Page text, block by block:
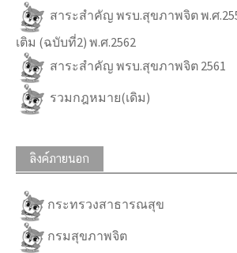
สาระสำคัญ พรบ.สุขภาพจิต พ.ศ
เติม (ฉบับที่2) พ.ศ.2562
สาระสำคัญ พรบ.สุขภาพจิต 2561
รวมกฎหมาย(เดิม)
ลิงค์ภายนอก
กระทรวงสาธารณสุข
กรมสุขภาพจิต